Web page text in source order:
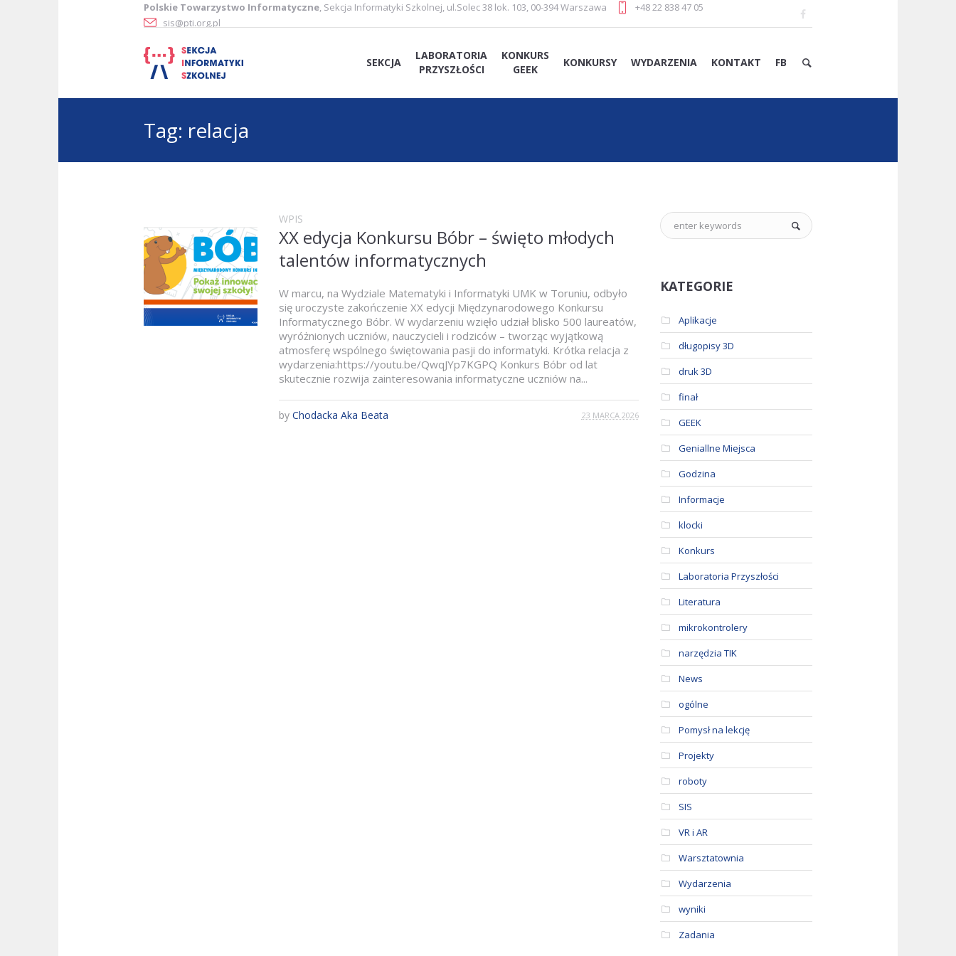
Polskie Towarzystwo Informatyczne, Sekcja Informatyki Szkolnej, ul.Solec 38 lok. 103, 00-394 Warszawa
+48 22 838 47 05
sis@pti.org.pl
SEKCJA
LABORATORIA
PRZYSZŁOŚCI
KONKURS
GEEK
KONKURSY WYDARZENIA KONTAKT FB
Tag: relacja
WPIS
XX edycja Konkursu Bóbr – święto młodych
talentów informatycznych
W marcu, na Wydziale Matematyki i Informatyki UMK w Toruniu, odbyło
się uroczyste zakończenie XX edycji Międzynarodowego Konkursu
Informatycznego Bóbr. W wydarzeniu wzięło udział blisko 500 laureatów,
wyróżnionych uczniów, nauczycieli i rodziców – tworząc wyjątkową
atmosferę wspólnego świętowania pasji do informatyki. Krótka relacja z
wydarzenia:https://youtu.be/QwqJYp7KGPQ Konkurs Bóbr od lat
skutecznie rozwija zainteresowania informatyczne uczniów na...
23 MARCA 2026
by Chodacka Aka Beata
KATEGORIE
Aplikacje
długopisy 3D
druk 3D
finał
GEEK
Geniallne Miejsca
Godzina
Informacje
klocki
Konkurs
Laboratoria Przyszłości
Literatura
mikrokontrolery
narzędzia TIK
News
ogólne
Pomysł na lekcję
Projekty
roboty
SIS
VR i AR
Warsztatownia
Wydarzenia
wyniki
Zadania